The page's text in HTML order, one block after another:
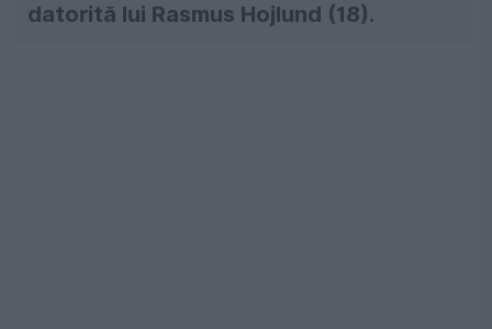
datorită lui Rasmus Hojlund (18).